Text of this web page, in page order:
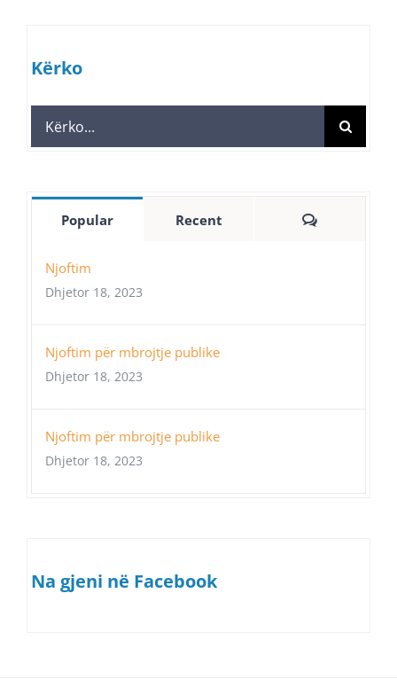
Kërko
Search
for:
Popular Recent Comments
Njoftim
Dhjetor 18, 2023
Njoftim për mbrojtje publike
Dhjetor 18, 2023
Njoftim për mbrojtje publike
Dhjetor 18, 2023
Na gjeni në Facebook